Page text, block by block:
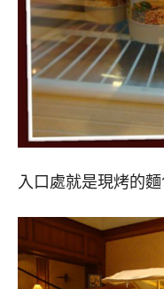
入口處就是現烤的